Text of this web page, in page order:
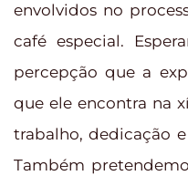
envolvidos no
café especial.
percepção que a
que ele encontra na
trabalho, dedicação
Também